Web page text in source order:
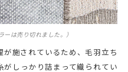
は売り切れました。）
施されているため、毛羽立ち
がしっかり詰まって織られてい